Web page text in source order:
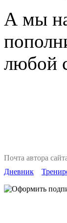
А мы
любой
Почта автора
Дневник